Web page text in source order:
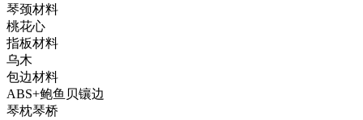
琴颈材料
桃花心
指板材料
乌木
包边材料
ABS+鲍鱼贝镶边
琴枕琴桥